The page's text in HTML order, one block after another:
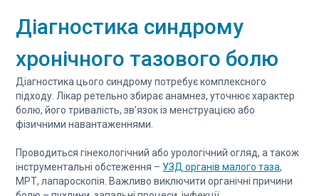
Діагностика синдрому
хронічного тазового болю
Діагностика цього синдрому потребує комплексного
підходу. Лікар ретельно збирає анамнез, уточнює характер
болю, його тривалість, зв’язок із менструацією або
фізичними навантаженнями.
Проводиться гінекологічний або урологічний огляд, а також
інструментальні обстеження – УЗД органів малого таза,
МРТ, лапароскопія. Важливо виключити органічні причини